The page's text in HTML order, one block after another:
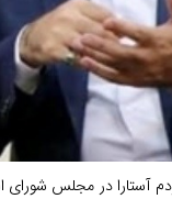
آستارا در مجلس